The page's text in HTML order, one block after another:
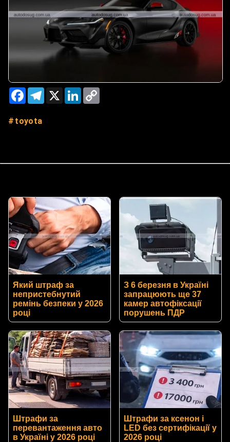
FacebookTelegram
X LinkedIn
toyota
Який штраф за
непристебнутий
ремінь безпеки у 2026
році
З 6 березня в Україні
запрацюють ще 37
камер автофіксації
порушень ПДР
Штрафи за
перевантаження авто
в Україні у 2026 році
Штрафи за ксенон і
LED без сертифікації у
2026 році